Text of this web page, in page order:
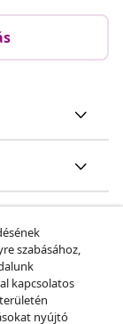
szabásához,
kapcsolatos
nyújtó